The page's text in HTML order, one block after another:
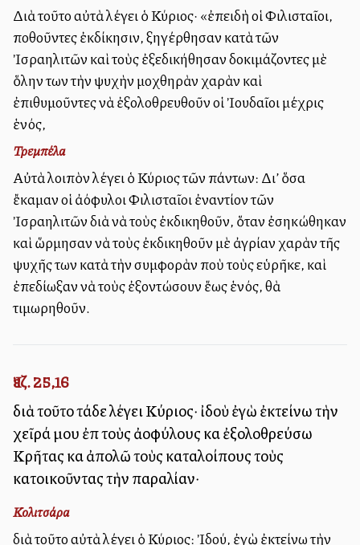
Διὰ τοῦτο αὐτὰ λέγει ὁ Κύριος· «ἐπειδὴ οἱ Φιλισταῖοι,
ποθοῦντες ἐκδίκησιν, ξηγέρθησαν κατὰ τῶν
Ἰσραηλιτῶν καὶ τοὺς ἐξεδικήθησαν δοκιμάζοντες μὲ
ὅλην των τὴν ψυχὴν μοχθηρὰν χαρὰν καὶ
ἐπιθυμοῦντες νὰ ἐξολοθρευθοῦν οἱ Ἰουδαῖοι μέχρις
ἑνός,
Τρεμπέλα
Αὐτὰ λοιπὸν λέγει ὁ Κύριος τῶν πάντων: Δι’ ὅσα
ἔκαμαν οἱ ἀλλόφυλοι Φιλισταῖοι ἐναντίον τῶν
Ἰσραηλιτῶν διὰ νὰ τοὺς ἐκδικηθοῦν, ὅταν ἐσηκώθηκαν
καὶ ὥρμησαν νὰ τοὺς ἐκδικηθοῦν μὲ ἀγρίαν χαρὰν τῆς
ψυχῆς των κατὰ τὴν συμφορὰν ποὺ τοὺς εὑρῆκε, καὶ
ἐπεδίωξαν νὰ τοὺς ἐξοντώσουν ἕως ἑνός, θὰ
τιμωρηθοῦν.
Ἰεζ. 25,16
διὰ τοῦτο τάδε λέγει Κύριος· ἰδοὺ ἐγὼ ἐκτείνω τὴν
χεῖρά μου ἐπὶ τοὺς ἀλλοφύλους καὶ ἐξολοθρεύσω
Κρῆτας καὶ ἀπολῶ τοὺς καταλοίπους τοὺς
κατοικοῦντας τὴν παραλίαν·
Κολιτσάρα
διὰ τοῦτο αὐτὰ λέγει ὁ Κύριος: Ἰδού, ἐγὼ ἐκτείνω τὴν